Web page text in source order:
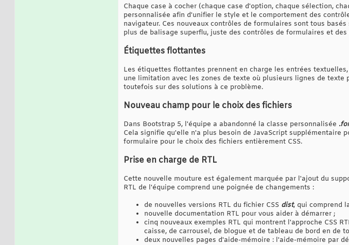
Chaque case à cocher (chaque case d'option, chaque sélection,
personnalisée afin d'unifier le style et le comportement des
navigateur. Ces nouveaux contrôles de formulaires sont tous
plus de balisage superflu, juste des contrôles de formulaires et
Étiquettes flottantes
Les étiquettes flottantes prennent en charge les entrées
une limitation avec les zones de texte où plusieurs lignes de
toutefois sur des solutions à ce problème.
Nouveau champ pour le choix des fichiers
Dans Bootstrap 5, l'équipe a abandonné la classe personnalisée
Cela signifie qu'elle n'a plus besoin de JavaScript supplémentaire
formulaire pour le choix des fichiers entièrement CSS.
Prise en charge de RTL
Cette nouvelle mouture est également marquée par l'ajout du
RTL de l'équipe comprend une poignée de changements :
de nouvelles versions RTL du fichier CSS dist, qui comprend
nouvelle documentation RTL pour vous aider à démarrer ;
cinq nouveaux exemples RTL qui montrent l'approche CSS
caisse, de carrousel, de blogue et de tableau de bord en de
deux nouvelles pages d'aide-mémoire : l'aide-mémoire par